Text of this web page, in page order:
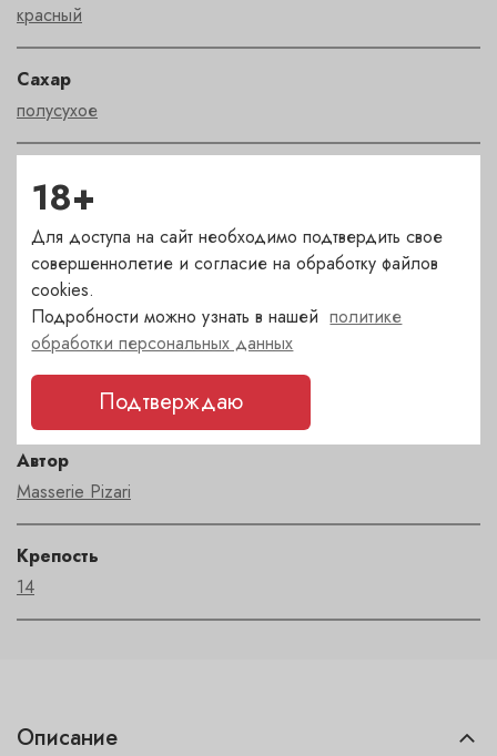
красный
Сахар
полусухое
Италия
Сорт
негроамаро
Автор
Masserie Pizari
Крепость
14
Описание
18+
Для доступа на сайт необходимо подтвердить свое
совершеннолетие и согласие на обработку файлов
cookies.
Подробности можно узнать в нашейполитике
обработки персональных данных
Подтверждаю